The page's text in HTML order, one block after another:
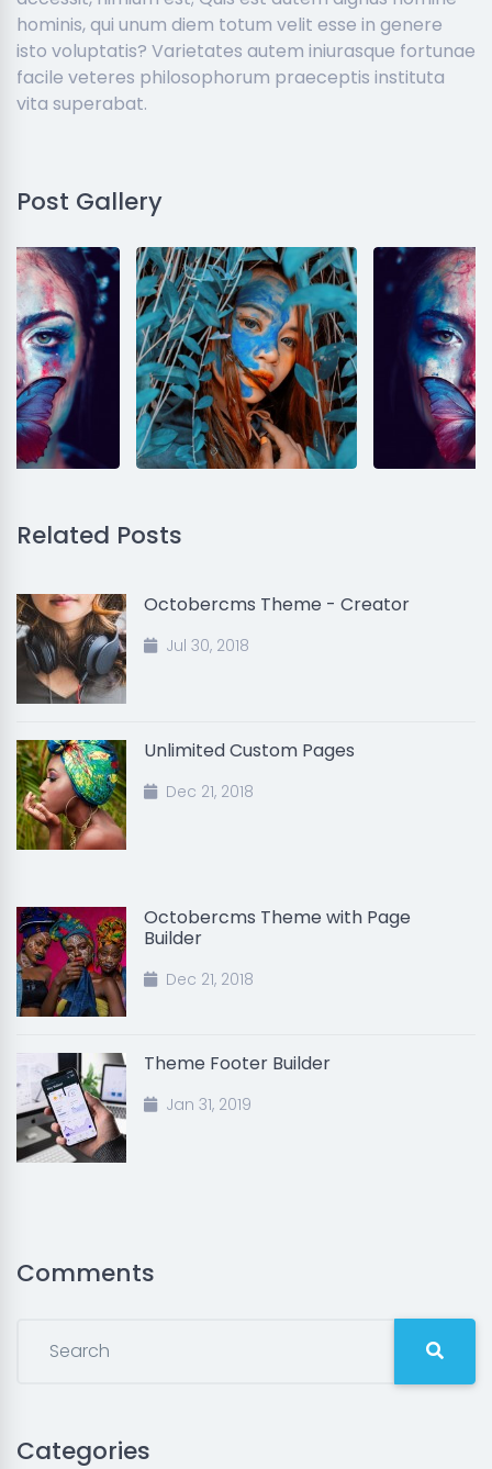
hominis, qui unum diem totum velit esse in genere
isto voluptatis? Varietates autem iniurasque fortunae
facile veteres philosophorum praeceptis instituta
vita superabat.
Post Gallery
Related Posts
Octobercms Theme - Creator
Jul 30, 2018
Unlimited Custom Pages
Dec 21, 2018
Octobercms Theme with Page
Builder
Dec 21, 2018
Theme Footer Builder
Jan 31, 2019
Comments
Categories